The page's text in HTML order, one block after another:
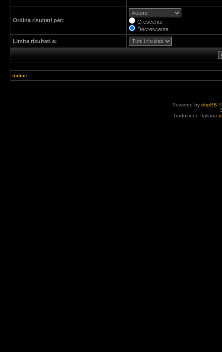
Ordina risultati per:
Crescente
Decrescente
Limita risultati a:
Indice
Powered by phpBB
Traduzione Italiana